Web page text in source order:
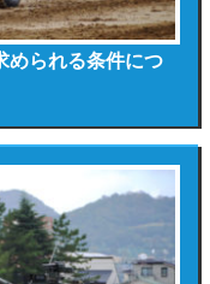
められる条件につ